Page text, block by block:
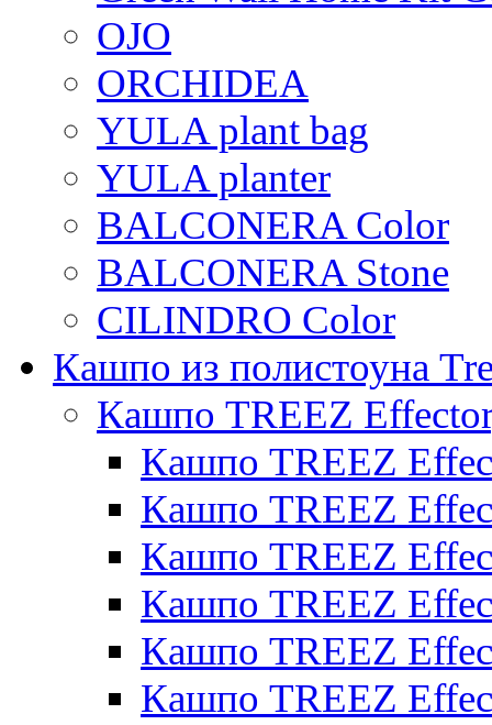
OJO
ORCHIDEA
YULA plant bag
YULA planter
BALCONERA Color
BALCONERA Stone
CILINDRO Color
Кашпо из полистоуна
Кашпо TREEZ
Кашпо TREEZ
Кашпо TREEZ
Кашпо TREEZ
Кашпо TREEZ
Кашпо TREEZ
Кашпо TREEZ